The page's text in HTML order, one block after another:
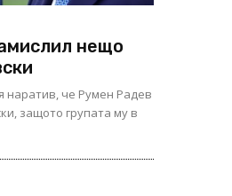
нещо
наратив, че Румен Радев
защото групата му в